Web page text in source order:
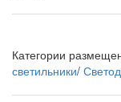
Категории
светильники/